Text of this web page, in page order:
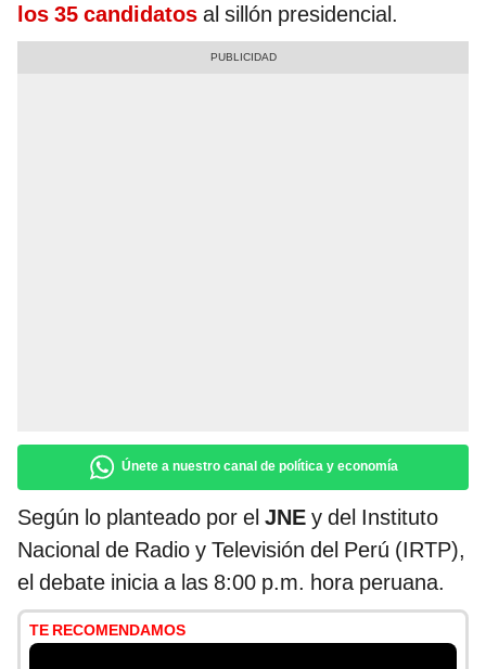
los 35 candidatos al sillón presidencial.
Únete a nuestro canal de política y economía
Según lo planteado por el JNE y del Instituto
Nacional de Radio y Televisión del Perú (IRTP),
el debate inicia a las 8:00 p.m. hora peruana.
TE RECOMENDAMOS